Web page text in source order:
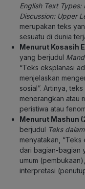
English Text Types:
Discussion: Upper
merupakan teks
sesuatu di dunia
Menurut Kosasih
yang berjudul
“Teks eksplanasi
menjelaskan
sosial”. Artinya,
menerangkan atau
peristiwa atau
Menurut Mashun
berjudul Teks
menyatakan,
dari bagian-bagian
umum
interpretasi